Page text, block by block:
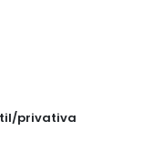
privativa